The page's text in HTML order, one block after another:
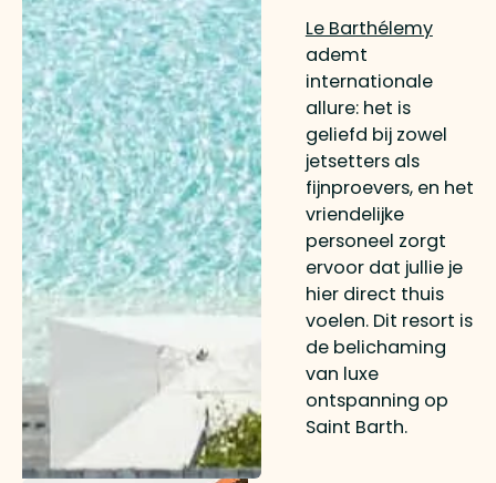
Le Barthélemy
ademt
internationale
allure: het is
geliefd bij zowel
jetsetters als
fijnproevers, en het
vriendelijke
personeel zorgt
ervoor dat jullie je
hier direct thuis
voelen. Dit resort is
de belichaming
van luxe
ontspanning op
Saint Barth.